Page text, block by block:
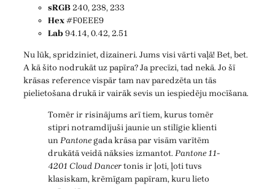
sRGB240, 238, 233
Hex#F0EEE9
Lab94.14, 0.42, 2.51
Nu lūk, spridziniet, dizaineri. Jums visi vārti vaļā! Bet, bet.
A kā šito nodrukāt uz papīra? Ja precīzi, tad nekā. Jo šī
krāsas reference vispār tam nav paredzēta un tās
pielietošana drukā ir vairāk sevis un iespiedēju mocīšana.
Tomēr ir risinājums arī tiem, kurus tomēr
stipri notramdījuši jaunie un stilīgie klienti
unPantonegada krāsa par visām varītēm
drukātā veidā nāksies izmantot. Pantone 11-
4201 Cloud Dancertonis ir ļoti, ļoti tuvs
klasiskam, krēmīgam papīram, kuru lieto